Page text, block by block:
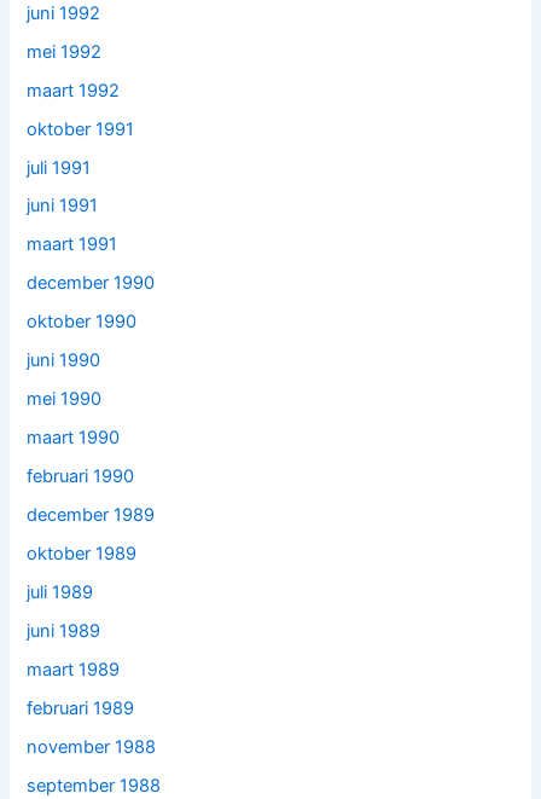
juni 1992
mei 1992
maart 1992
oktober 1991
juli 1991
juni 1991
maart 1991
december 1990
oktober 1990
juni 1990
mei 1990
maart 1990
februari 1990
december 1989
oktober 1989
juli 1989
juni 1989
maart 1989
februari 1989
november 1988
september 1988